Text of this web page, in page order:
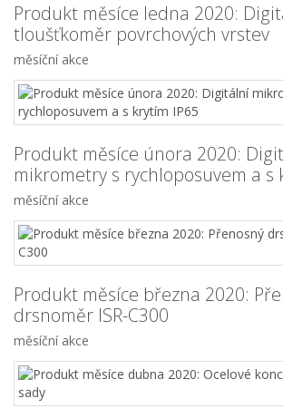
Produkt měsíce ledna 2020:
tloušťkoměr povrchových vrstev
měsíční akce
Produkt měsíce února 2020:
mikrometry s rychloposuvem a s
měsíční akce
Produkt měsíce března 2020:
drsnoměr ISR-C300
měsíční akce